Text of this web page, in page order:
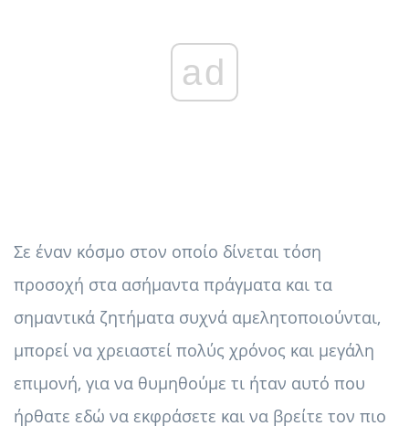
ad
Σε έναν κόσμο στον οποίο δίνεται τόση
προσοχή στα ασήμαντα πράγματα και τα
σημαντικά ζητήματα συχνά αμελητοποιούνται,
μπορεί να χρειαστεί πολύς χρόνος και μεγάλη
επιμονή, για να θυμηθούμε τι ήταν αυτό που
ήρθατε εδώ να εκφράσετε και να βρείτε τον πιο